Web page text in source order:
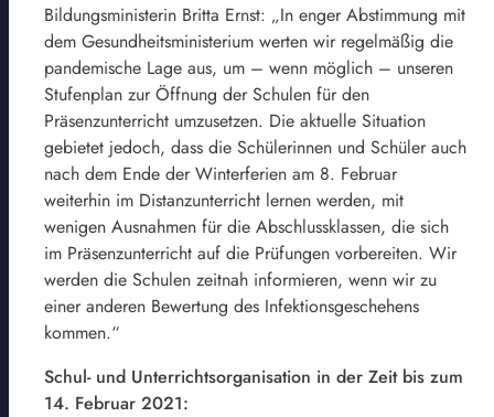
Bildungsministerin Britta Ernst: „In enger Abstimmung mit
dem Gesundheitsministerium werten wir regelmäßig die
pandemische Lage aus, um – wenn möglich – unseren
Stufenplan zur Öffnung der Schulen für den
Präsenzunterricht umzusetzen. Die aktuelle Situation
gebietet jedoch, dass die Schülerinnen und Schüler auch
nach dem Ende der Winterferien am 8. Februar
weiterhin im Distanzunterricht lernen werden, mit
wenigen Ausnahmen für die Abschlussklassen, die sich
im Präsenzunterricht auf die Prüfungen vorbereiten. Wir
werden die Schulen zeitnah informieren, wenn wir zu
einer anderen Bewertung des Infektionsgeschehens
kommen.“
Schul- und Unterrichtsorganisation in der Zeit bis zum
14. Februar 2021: